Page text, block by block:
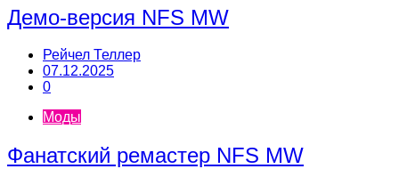
Демо-версия NFS MW
Рейчел Теллер
07.12.2025
0
Моды
Фанатский ремастер NFS MW